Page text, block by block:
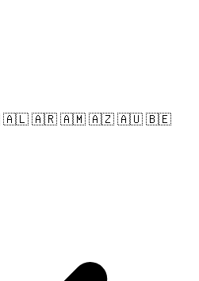
🇦🇱 🇦🇷 🇦🇲 🇦🇿 🇦🇺 🇧🇪